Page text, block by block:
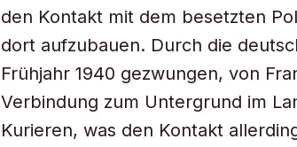
den Kontakt mit dem besetzten
dort aufzubauen. Durch die
Frühjahr 1940 gezwungen, von
Verbindung zum Untergrund im
Kurieren, was den Kontakt